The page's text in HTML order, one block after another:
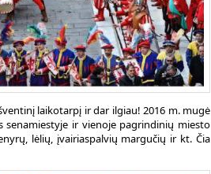
laikotarpį ir dar ilgiau! 2016 m. mugė
ir vienoje pagrindinių miesto
lėlių, įvairiaspalvių margučių ir kt. Čia